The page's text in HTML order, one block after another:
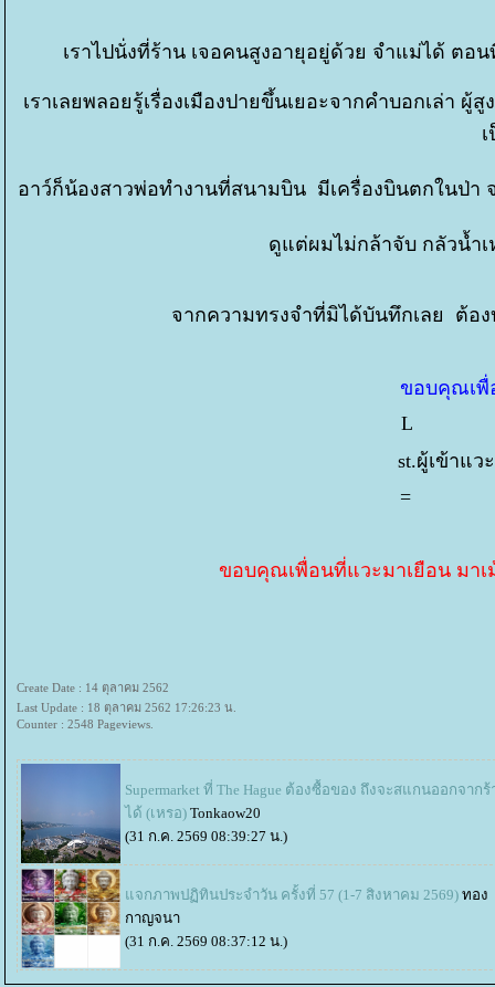
เราไปนั่งที่ร้าน เจอคนสูงอายุอยู่ด้วย จำแม่ได้ ต
เราเลยพลอยรู้เรื่องเมืองปายขึ้นเยอะจากคำบอกเล่
อาว์ก็น้องสาวพ่อทำงานที่สนามบิน มีเครื่องบินตกในป่า
ดูแต่ผมไม่กล้าจับ กลัวน้ำ
จากความทรงจำที่มิได้บันทึกเลย ต้อ
ขอบคุณเพื่
L
st.ผู้เข้าแว
=
ขอบคุณเพื่อนที่แวะมาเยือน มา
Create Date : 14 ตุลาคม 2562
Last Update : 18 ตุลาคม 2562 17:26:23 น.
Counter : 2548 Pageviews.
Supermarket ที่ The Hague ต้องซื้อของ ถึงจะสแกนออกจากร้
ได้ (เหรอ) Tonkaow20
(31 ก.ค. 2569 08:39:27 น.)
จกภาพปฏิทินประจำวัน ครั้งที่ 57 (1-7 สิงหาคม 2569) ทอง
กาญจนา
(31 ก.ค. 2569 08:37:12 น.)